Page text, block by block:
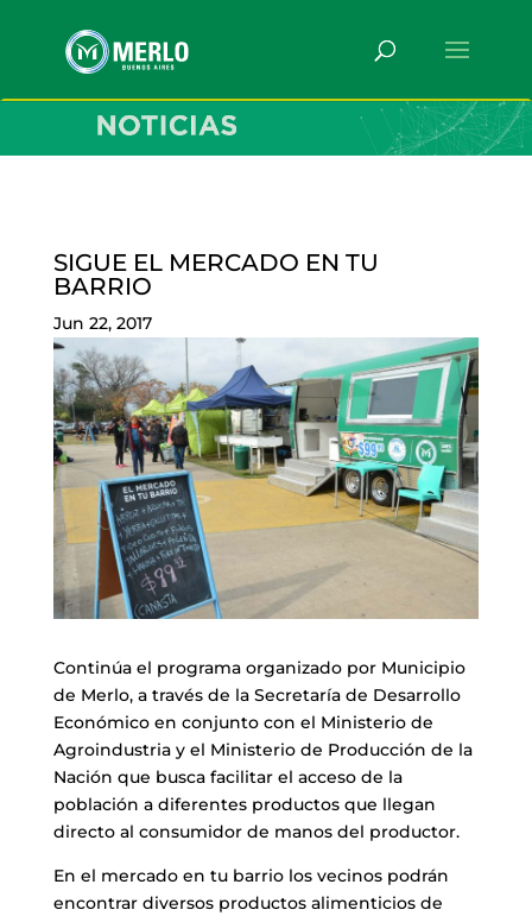
SIGUE EL MERCADO EN TU
BARRIO
Jun 22, 2017
Continúa el programa organizado por Municipio
de Merlo, a través de la Secretaría de Desarrollo
Económico en conjunto con el Ministerio de
Agroindustria y el Ministerio de Producción de la
Nación que busca facilitar el acceso de la
población a diferentes productos que llegan
directo al consumidor de manos del productor.
En el mercado en tu barrio los vecinos podrán
encontrar diversos productos alimenticios de